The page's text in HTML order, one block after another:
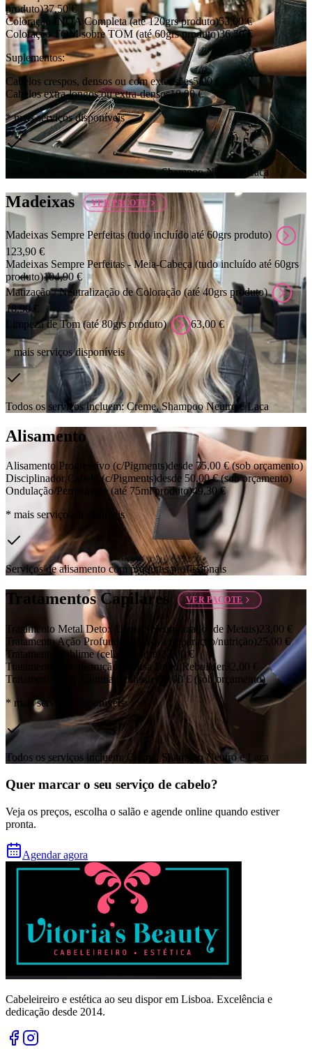
produto)37,50 €
Coloração INOA Completa (até 120grs produto)53,00 €
Coloração TOM sobre TOM (até 60grs produto)36,50 €
Suplementos:
Cabelos crespos, densos ou com extensões5,00 €
Cabelos extra-longos ou extra-densos10,00 €
* mais serviços disponíveis
Todos os serviços incluem: Creme, Shampoo Neutro e Laca
Madeixas VER PACOTE
Madeixas Sempre Perfeitas (tudo incluído até 60grs produto)
123,90 €
Madeixas Sempre Perfeitas - Meia-Cabeça (tudo incluído até 60grs
produto)104,90 €
Matização / Neutralização de Coloração (até 40grs produto)
18,90 €
Limpeza de Tom (até 80grs produto)
63,00 €
* mais serviços disponíveis
Todos os serviços incluem: Creme, Shampoo Neutro e Laca
Alisamento
Alisamento Progressivo (c/Pigments)desde 75,00 € (sob orçamento)
Disciplinador Cabelo (c/Pigments)desde 50,00 € (sob orçamento)
Ondulação/Permanente (até 75ml produto)49,30 €
* mais serviços disponíveis
Serviços de alisamento com produtos profissionais
Tratamentos Capilares VER PACOTE
Tratamento Metal Detox Loreal (Neutralizador de Metais)23,00 €
Tratamento Ação Profunda Intensiva (reparação/nutrição)25,00 €
Tratamento Sublime (celula Madre)
23,00 €
Tratamento Reconstrução Intensa Bond Rebuilder 32,00 €
Tratamento Hair Laminationdesde 48,00 € (sob orçamento)
* mais serviços disponíveis
Todos os serviços incluem: Creme, Shampoo Neutro e Laca
Quer marcar o seu serviço de cabelo?
Veja os preços, escolha o salão e agende online quando estiver
pronta.
Agendar agora
Cabeleireiro e estética ao seu dispor em Lisboa. Excelência e
dedicação desde 2014.